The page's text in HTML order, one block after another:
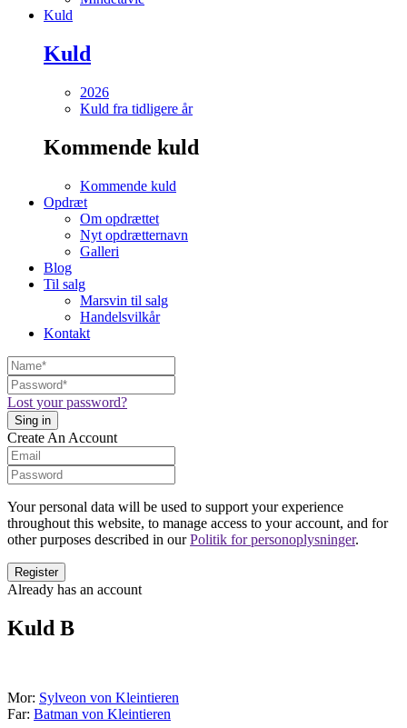
Kuld
Kuld
2026
Kuld fra tidligere år
Kommende kuld
Kommende kuld
Opdræt
Om opdrættet
Nyt opdrætternavn
Galleri
Blog
Til salg
Marsvin til salg
Handelsvilkår
Kontakt
Lost your password?
Create An Account
Your personal data will be used to support your experience
throughout this website, to manage access to your account, and for
other purposes described in ourPolitik for personoplysninger.
Already has an account
Kuld B
Mor: Sylveon von Kleintieren
Far: Batman von Kleintieren